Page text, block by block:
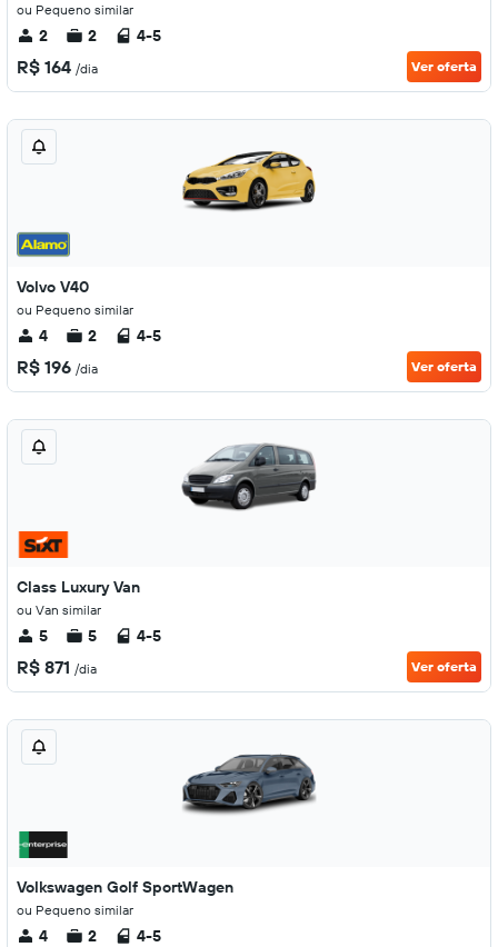
ou Pequeno similar
2 2 4-5
R$ 164 /dia Ver oferta
Volvo V40
ou Pequeno similar
4 2 4-5
R$ 196 /dia Ver oferta
Class Luxury Van
ou Van similar
5 5 4-5
R$ 871 /dia Ver oferta
Volkswagen Golf SportWagen
ou Pequeno similar
4 2 4-5